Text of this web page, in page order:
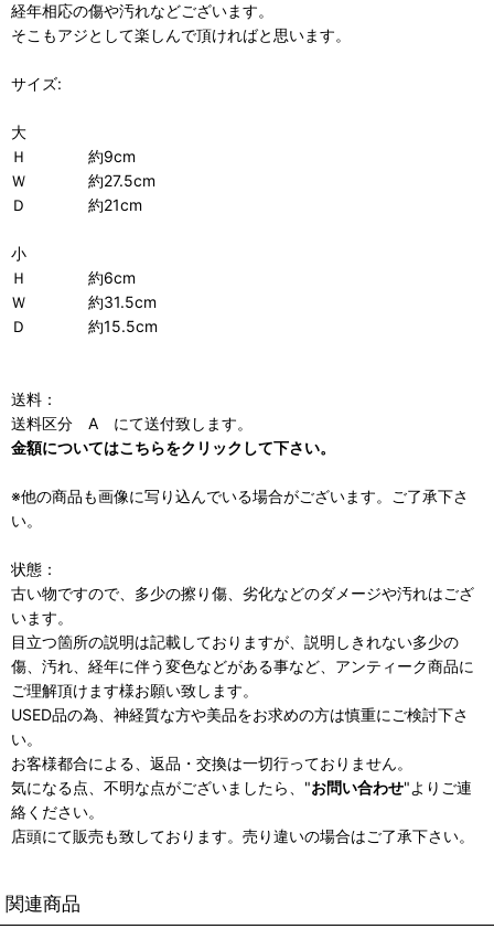
経年相応の傷や汚れなどございます。
そこもアジとして楽しんで頂ければと思います。
サイズ:
大
Ｈ 約9cm
Ｗ 約27.5cm
Ｄ 約21cm
小
Ｈ 約6cm
Ｗ 約31.5cm
Ｄ 約15.5cm
送料：
送料区分 A にて送付致します。
金額についてはこちらをクリックして下さい。
※他の商品も画像に写り込んでいる場合がございます。ご了承下さ
い。
状態：
古い物ですので、多少の擦り傷、劣化などのダメージや汚れはござ
います。
目立つ箇所の説明は記載しておりますが、説明しきれない多少の
傷、汚れ、経年に伴う変色などがある事など、アンティーク商品に
ご理解頂けます様お願い致します。
USED品の為、神経質な方や美品をお求めの方は慎重にご検討下さ
い。
お客様都合による、返品・交換は一切行っておりません。
気になる点、不明な点がございましたら、"お問い合わせ"よりご連
絡ください。
店頭にて販売も致しております。売り違いの場合はご了承下さい。
関連商品